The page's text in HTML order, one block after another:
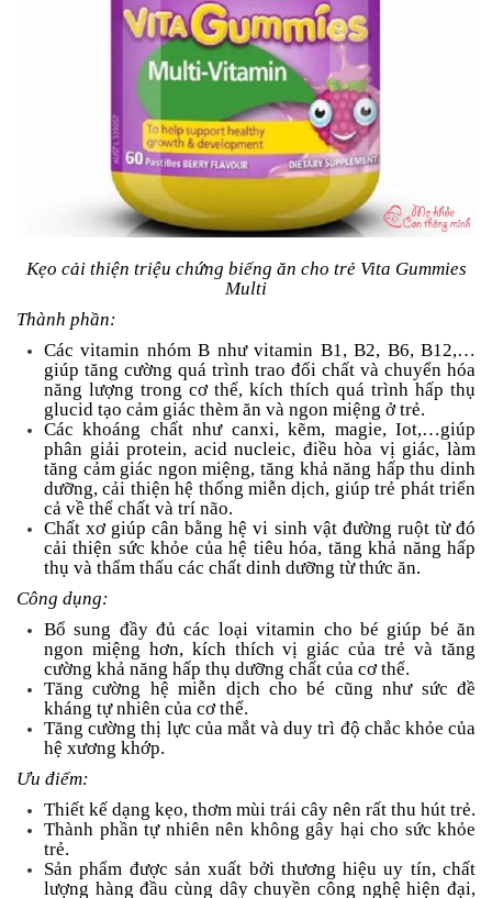
Kẹo cải thiện triệu chứng biếng ăn cho trẻ Vita Gummies
Multi
Thành phần:
Các vitamin nhóm B như vitamin B1, B2, B6, B12,…
giúp tăng cường quá trình trao đổi chất và chuyển hóa
năng lượng trong cơ thể, kích thích quá trình hấp thụ
glucid tạo cảm giác thèm ăn và ngon miệng ở trẻ.
Các khoáng chất như canxi, kẽm, magie, Iot,…giúp
phân giải protein, acid nucleic, điều hòa vị giác, làm
tăng cảm giác ngon miệng, tăng khả năng hấp thu dinh
dưỡng, cải thiện hệ thống miễn dịch, giúp trẻ phát triển
cả về thể chất và trí não.
Chất xơ giúp cân bằng hệ vi sinh vật đường ruột từ đó
cải thiện sức khỏe của hệ tiêu hóa, tăng khả năng hấp
thụ và thẩm thấu các chất dinh dưỡng từ thức ăn.
Công dụng:
Bổ sung đầy đủ các loại vitamin cho bé giúp bé ăn
ngon miệng hơn, kích thích vị giác của trẻ và tăng
cường khả năng hấp thụ dưỡng chất của cơ thể.
Tăng cường hệ miễn dịch cho bé cũng như sức đề
kháng tự nhiên của cơ thể.
Tăng cường thị lực của mắt và duy trì độ chắc khỏe của
hệ xương khớp.
Ưu điểm:
Thiết kế dạng kẹo, thơm mùi trái cây nên rất thu hút trẻ.
Thành phần tự nhiên nên không gây hại cho sức khỏe
trẻ.
Sản phẩm được sản xuất bởi thương hiệu uy tín, chất
lượng hàng đầu cùng dây chuyền công nghệ hiện đại,